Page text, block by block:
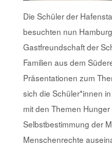
Die Schüler der
besuchten nun
Gastfreundschaft der
Familien aus dem
Präsentationen zum
sich die Schüler*innen
mit den Themen
Selbstbestimmung der
Menschenrechte